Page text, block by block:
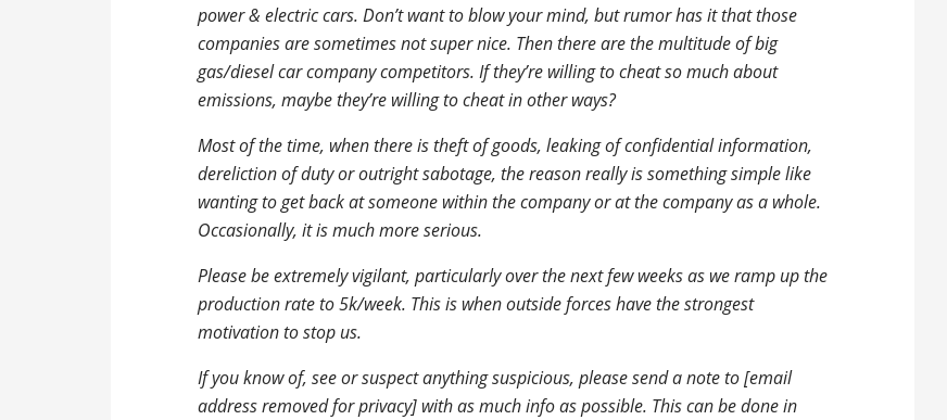
power & electric cars. Don’t want to blow your mind, but rumor has it that those
companies are sometimes not super nice. Then there are the multitude of big
gas/diesel car company competitors. If they’re willing to cheat so much about
emissions, maybe they’re willing to cheat in other ways?
Most of the time, when there is theft of goods, leaking of confidential information,
dereliction of duty or outright sabotage, the reason really is something simple like
wanting to get back at someone within the company or at the company as a whole.
Occasionally, it is much more serious.
Please be extremely vigilant, particularly over the next few weeks as we ramp up the
production rate to 5k/week. This is when outside forces have the strongest
motivation to stop us.
If you know of, see or suspect anything suspicious, please send a note to [email
address removed for privacy] with as much info as possible. This can be done in